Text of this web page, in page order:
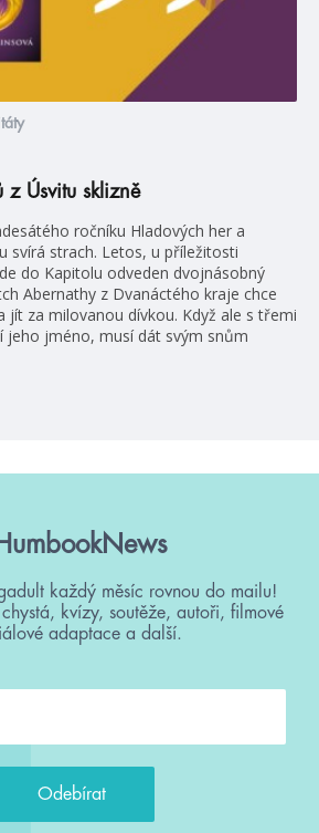
z Úsvitu sklizně
ročníku Hladových her a
svírá strach. Letos, u příležitosti
do Kapitolu odveden dvojnásobný
Abernathy z Dvanáctého kraje chce
jít za milovanou dívkou. Když ale s třemi
jeho jméno, musí dát svým snům
každý měsíc rovnou do mailu!
kvízy, soutěže, autoři, filmové
adaptace a další.